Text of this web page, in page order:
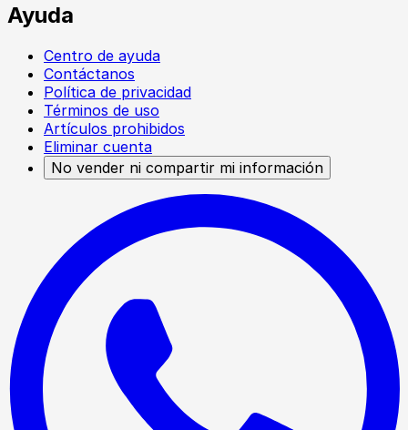
Ayuda
Centro de ayuda
Contáctanos
Política de privacidad
Términos de uso
Artículos prohibidos
Eliminar cuenta
No vender ni compartir mi información